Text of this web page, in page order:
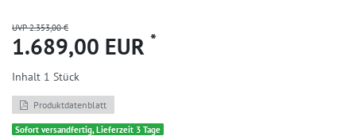
UVP 2.353,00 €
1.689,00 EUR *
Inhalt 1 Stück
Produktdatenblatt
Sofort versandfertig, Lieferzeit 3 Tage